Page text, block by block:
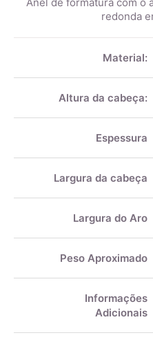
redonda
Material:
Altura da cabeça:
Espessura
Largura da cabeça
Largura do Aro
Peso Aproximado
Informações
Adicionais